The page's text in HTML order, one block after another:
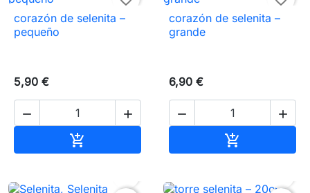
corazón de selenita –
pequeño
5,90 €
 

corazón de selenita –
grande
6,90 €
 
